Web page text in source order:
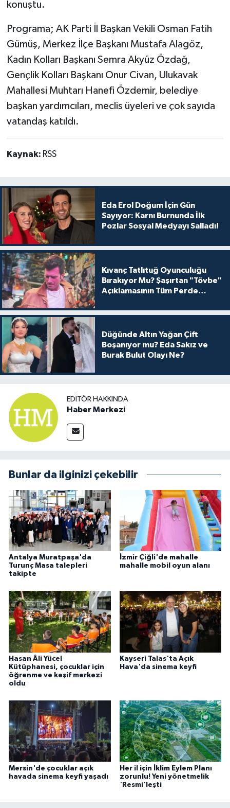
konuştu.
Programa; AK Parti İl Başkan Vekili Osman Fatih
Gümüş, Merkez İlçe Başkanı Mustafa Alagöz,
Kadın Kolları Başkanı Semra Akyüz Özdağ,
Gençlik Kolları Başkanı Onur Civan, Ulukavak
Mahallesi Muhtarı Hanefi Özdemir, belediye
başkan yardımcıları, meclis üyeleri ve çok sayıda
vatandaş katıldı.
Kaynak: RSS
Eda Erol Doğum İçin Gün
Sayıyor: Karnı Burnunda İlk
Pozlar Sosyal Medyayı Salladı!
Kıvanç Tatlıtuğ Oyunculuğu
Bırakıyor Mu? Şaşırtan "Tövbe"
Açıklamasının Tüm Perde
Düğünde Altın Yağan Çift
Boşanıyor mu? Eda Sakız ve
Burak Bulut Olayı Ne?
EDITÖR HAKKINDA
Haber Merkezi
Bunlar da ilginizi çekebilir
Antalya Muratpaşa'da
Turunç Masa talepleri
takipte
İzmir Çiğli'de mahalle
mahalle mobil oyun alanı
Hasan Âli Yücel
Kütüphanesi, çocuklar için
öğrenme ve keşif merkezi
oldu
Kayseri Talas'ta Açık
Hava'da sinema keyfi
Mersin'de çocuklar açık
havada sinema keyfi yaşadı
Her il için İklim Eylem Planı
zorunlu! Yeni yönetmelik
'Resmi'leşti